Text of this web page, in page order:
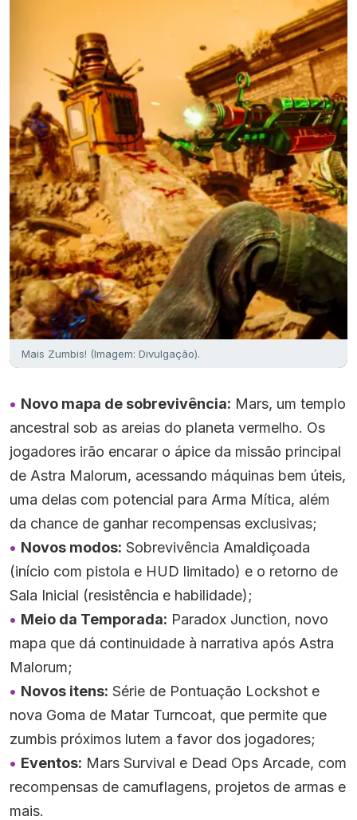
Mais Zumbis! (Imagem: Divulgação).
Novo mapa de sobrevivência: Mars, um templo
ancestral sob as areias do planeta vermelho. Os
jogadores irão encarar o ápice da missão principal
de Astra Malorum, acessando máquinas bem úteis,
uma delas com potencial para Arma Mítica, além
da chance de ganhar recompensas exclusivas;
Novos modos: Sobrevivência Amaldiçoada
(início com pistola e HUD limitado) e o retorno de
Sala Inicial (resistência e habilidade);
Meio da Temporada: Paradox Junction, novo
mapa que dá continuidade à narrativa após Astra
Malorum;
Novos itens: Série de Pontuação Lockshot e
nova Goma de Matar Turncoat, que permite que
zumbis próximos lutem a favor dos jogadores;
Eventos: Mars Survival e Dead Ops Arcade, com
recompensas de camuflagens, projetos de armas e
mais.